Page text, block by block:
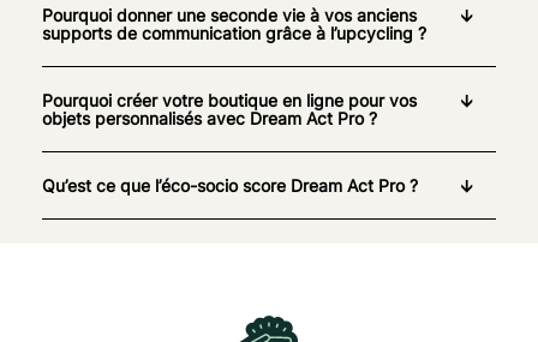
Pourquoi donner une seconde vie à vos anciens
supports de communication grâce à l’upcycling ?
Pourquoi créer votre boutique en ligne pour vos
objets personnalisés avec Dream Act Pro ?
Qu’est ce que l’éco-socio score Dream Act Pro ?